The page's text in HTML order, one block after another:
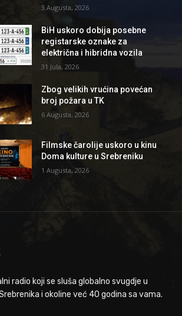
3 Augusta, 2026
BiH uskoro dobija posebne
registarske oznake za
električna i hibridna vozila
31 Jula, 2026
Zbog velikih vrućina povećan
broj požara u TK
6 Augusta, 2026
Filmske čarolije uskoro u kinu
Doma kulture u Srebreniku
1 Augusta, 2026
radio koji se sluša globalno svugdje u
i okoline već 40 godina sa vama.